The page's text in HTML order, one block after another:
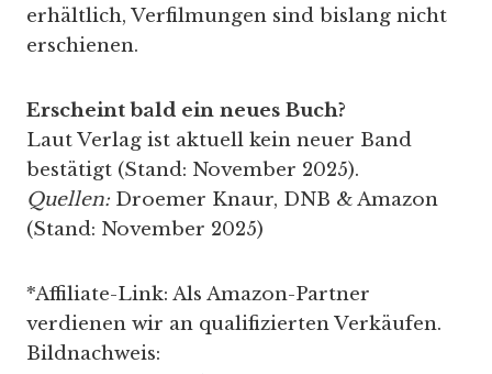
erhältlich, Verfilmungen sind bislang nicht
erschienen.
Erscheint bald ein neues Buch?
Laut Verlag ist aktuell kein neuer Band
bestätigt (Stand: November 2025).
Quellen: Droemer Knaur, DNB & Amazon
(Stand: November 2025)
*Affiliate-Link: Als Amazon-Partner
verdienen wir an qualifizierten Verkäufen.
Bildnachweis: